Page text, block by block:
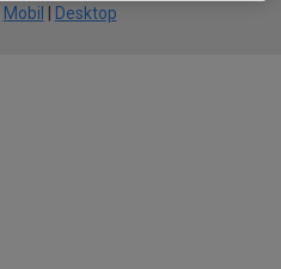
Mobil Desktop